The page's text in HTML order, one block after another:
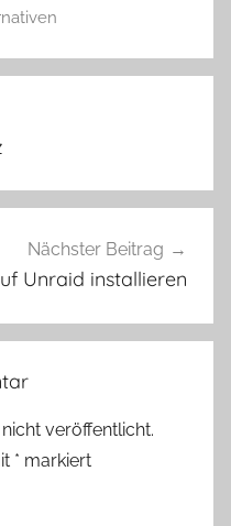
Nächster Beitrag
Unraid installieren
veröffentlicht.
* markiert